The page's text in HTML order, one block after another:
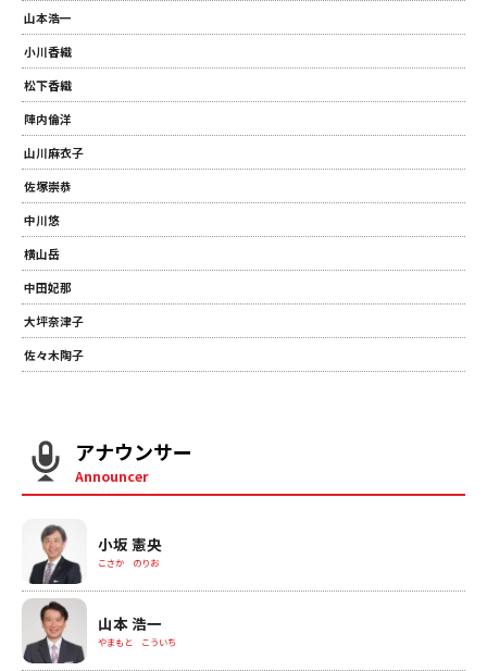
山本浩一
小川香織
松下香織
陣内倫洋
山川麻衣子
佐塚崇恭
中川悠
横山岳
中田妃那
大坪奈津子
佐々木陶子
アナウンサー
Announcer
小坂 憲央
こさか のりお
山本 浩一
やまもと こういち